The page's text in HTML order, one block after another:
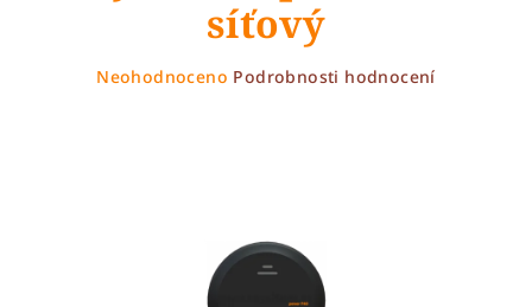
síťový
Průměrné
Neohodnoceno Podrobnosti hodnocení